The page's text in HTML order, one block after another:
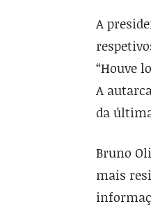
A
“Houve
A
da
Bruno
mais